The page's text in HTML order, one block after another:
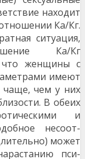
находит
Ка/Кг.
ситуация,
Ка/Кг
что жен­щины с
имеют
чаще, чем у них
В обеих
и
несоот­
мо­жет
пси­